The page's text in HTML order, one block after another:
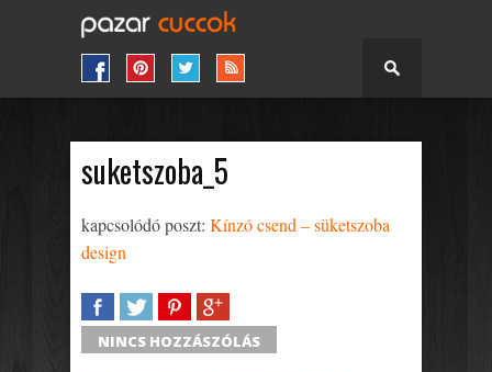
suketszoba_5
kapcsolódó poszt: Kínzó csend – süketszoba
design
SHARETWEETSHARESHARE
NINCS HOZZÁSZÓLÁS